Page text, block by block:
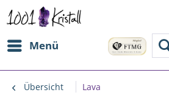
Menü
Übersicht Lava